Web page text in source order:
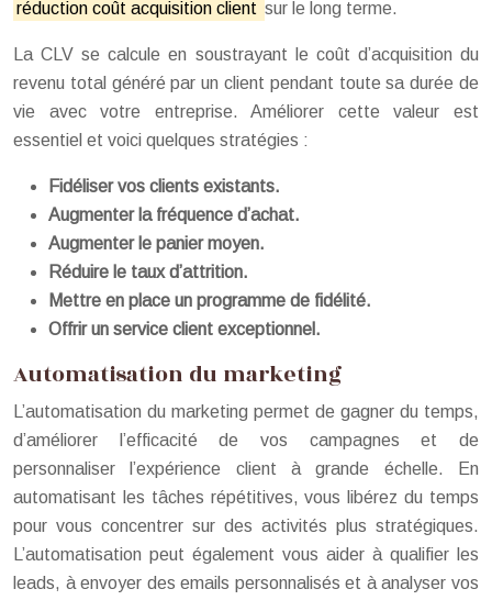
réduction coût acquisition client sur le long terme.
La CLV se calcule en soustrayant le coût d’acquisition du
revenu total généré par un client pendant toute sa durée de
vie avec votre entreprise. Améliorer cette valeur est
essentiel et voici quelques stratégies :
Fidéliser vos clients existants.
Augmenter la fréquence d’achat.
Augmenter le panier moyen.
Réduire le taux d’attrition.
Mettre en place un programme de fidélité.
Offrir un service client exceptionnel.
Automatisation du marketing
L’automatisation du marketing permet de gagner du temps,
d’améliorer l’efficacité de vos campagnes et de
personnaliser l’expérience client à grande échelle. En
automatisant les tâches répétitives, vous libérez du temps
pour vous concentrer sur des activités plus stratégiques.
L’automatisation peut également vous aider à qualifier les
leads, à envoyer des emails personnalisés et à analyser vos